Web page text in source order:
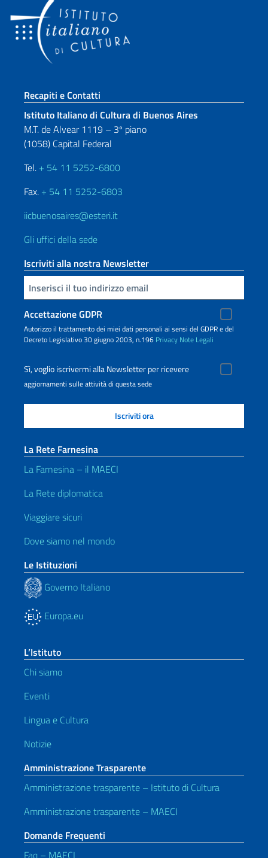
Sezione footer
Recapiti e Contatti
Istituto Italiano di Cultura di Buenos Aires
M.T. de Alvear 1119 – 3º piano
(1058) Capital Federal
Tel. + 54 11 5252-6800
Fax. + 54 11 5252-6803
iicbuenosaires@esteri.it
Gli uffici della sede
Iscriviti alla nostra Newsletter
Inserisci la tua email
Accettazione GDPR
Autorizzo il trattamento dei miei dati personali ai sensi del GDPR e del
Decreto Legislativo 30 giugno 2003, n.196 Privacy Note Legali
Sì, voglio iscrivermi alla Newsletter per ricevere
aggiornamenti sulle attività di questa sede
La Rete Farnesina
La Farnesina – il MAECI
La Rete diplomatica
Viaggiare sicuri
Dove siamo nel mondo
Le Istituzioni
Governo Italiano
Europa.eu
L’Istituto
Chi siamo
Eventi
Lingua e Cultura
Notizie
Amministrazione Trasparente
Amministrazione trasparente – Istituto di Cultura
Amministrazione trasparente – MAECI
Domande Frequenti